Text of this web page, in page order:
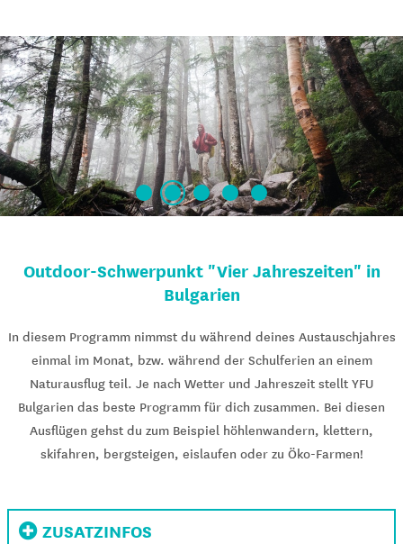
Outdoor-Schwerpunkt "Vier Jahreszeiten" in
Bulgarien
In diesem Programm nimmst du während deines Austauschjahres
einmal im Monat, bzw. während der Schulferien an einem
Naturausflug teil. Je nach Wetter und Jahreszeit stellt YFU
Bulgarien das beste Programm für dich zusammen. Bei diesen
Ausflügen gehst du zum Beispiel höhlenwandern, klettern,
skifahren, bergsteigen, eislaufen oder zu Öko-Farmen!
ZUSATZINFOS